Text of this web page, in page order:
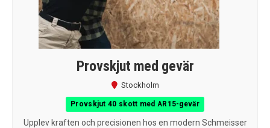
Provskjut med gevär
Stockholm
Provskjut 40 skott med AR15-gevär
Upplev kraften och precisionen hos en modern Schmeisser